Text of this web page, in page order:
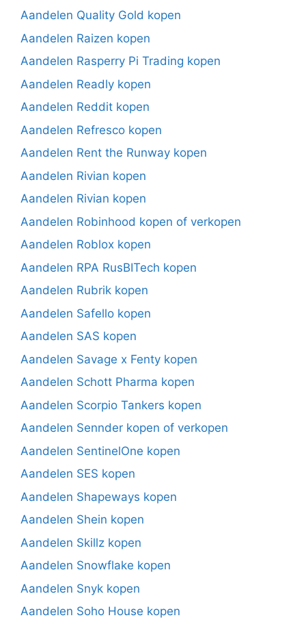
Aandelen Quality Gold kopen
Aandelen Raizen kopen
Aandelen Rasperry Pi Trading kopen
Aandelen Readly kopen
Aandelen Reddit kopen
Aandelen Refresco kopen
Aandelen Rent the Runway kopen
Aandelen Rivian kopen
Aandelen Rivian kopen
Aandelen Robinhood kopen of verkopen
Aandelen Roblox kopen
Aandelen RPA RusBITech kopen
Aandelen Rubrik kopen
Aandelen Safello kopen
Aandelen SAS kopen
Aandelen Savage x Fenty kopen
Aandelen Schott Pharma kopen
Aandelen Scorpio Tankers kopen
Aandelen Sennder kopen of verkopen
Aandelen SentinelOne kopen
Aandelen SES kopen
Aandelen Shapeways kopen
Aandelen Shein kopen
Aandelen Skillz kopen
Aandelen Snowflake kopen
Aandelen Snyk kopen
Aandelen Soho House kopen